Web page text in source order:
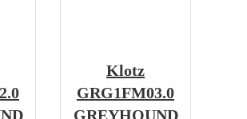
Klotz
GRG1FM03.0
GREYHOUND